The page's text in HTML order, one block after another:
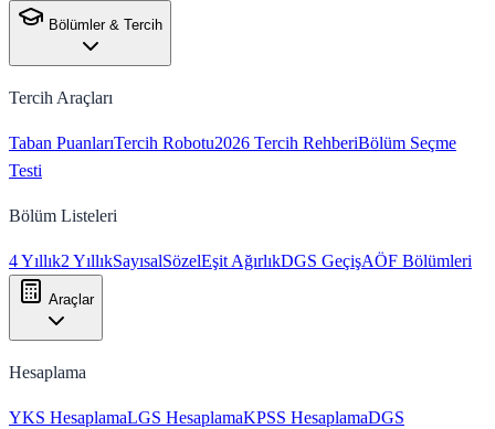
Bölümler & Tercih
Tercih Araçları
Taban PuanlarıTercih Robotu2026 Tercih RehberiBölüm Seçme
Testi
Bölüm Listeleri
4 Yıllık2 YıllıkSayısalSözelEşit AğırlıkDGS GeçişAÖF Bölümleri
Araçlar
Hesaplama
YKS HesaplamaLGS HesaplamaKPSS HesaplamaDGS